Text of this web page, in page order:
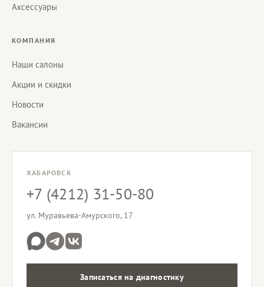
Аксессуары
КОМПАНИЯ
Наши салоны
Акции и скидки
Новости
Вакансии
ХАБАРОВСК
+7 (4212) 31-50-80
ул. Муравьева-Амурского, 17
Записаться на диагностику